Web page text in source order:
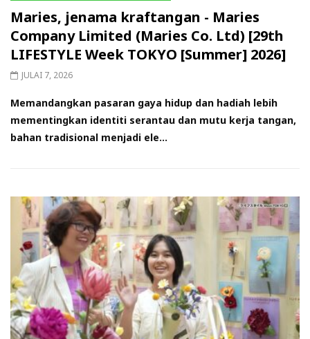
Maries, jenama kraftangan - Maries
Company Limited (Maries Co. Ltd) [29th
LIFESTYLE Week TOKYO [Summer] 2026]
JULAI 7, 2026
Memandangkan pasaran gaya hidup dan hadiah lebih
mementingkan identiti serantau dan mutu kerja tangan,
bahan tradisional menjadi ele...